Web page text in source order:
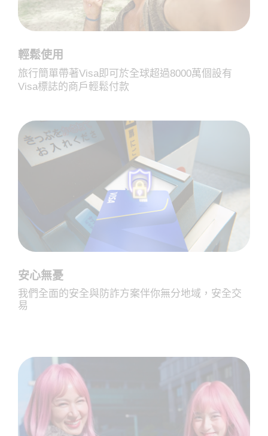
輕鬆使用
旅行簡單帶著Visa即可於全球超過8000萬個設有
Visa標誌的商戶輕鬆付款
安心無憂
我們全面的安全與防詐方案伴你無分地域，安全交
易